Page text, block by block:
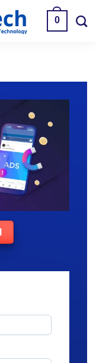
0